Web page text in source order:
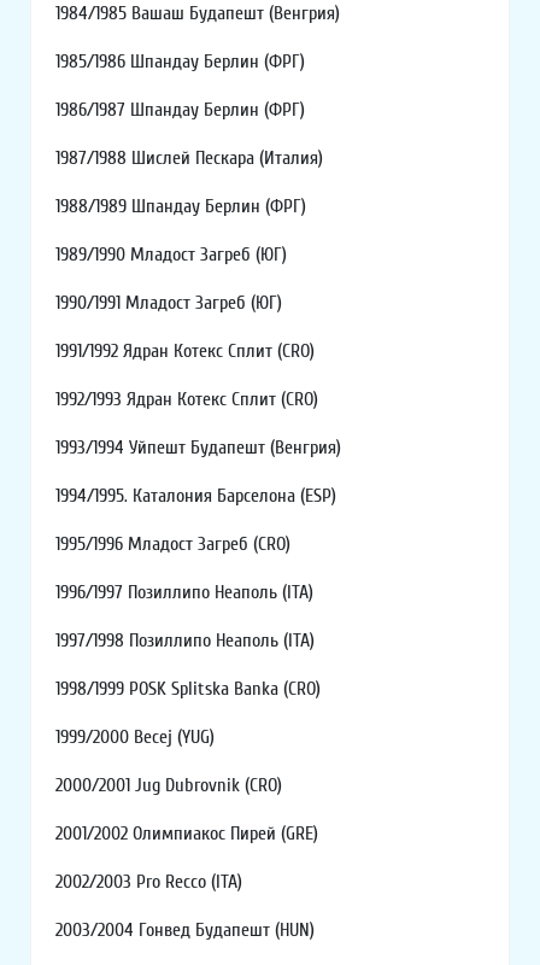
1984/1985 Вашаш Будапешт (Венгрия)
1985/1986 Шпандау Берлин (ФРГ)
1986/1987 Шпандау Берлин (ФРГ)
1987/1988 Шислей Пескара (Италия)
1988/1989 Шпандау Берлин (ФРГ)
1989/1990 Младост Загреб (ЮГ)
1990/1991 Младост Загреб (ЮГ)
1991/1992 Ядран Котекс Сплит (CRO)
1992/1993 Ядран Котекс Сплит (CRO)
1993/1994 Уйпешт Будапешт (Венгрия)
1994/1995. Каталония Барселона (ESP)
1995/1996 Младост Загреб (CRO)
1996/1997 Позиллипо Неаполь (ITA)
1997/1998 Позиллипо Неаполь (ITA)
1998/1999 POSK Splitska Banka (CRO)
1999/2000 Becej (YUG)
2000/2001 Jug Dubrovnik (CRO)
2001/2002 Олимпиакос Пирей (GRE)
2002/2003 Pro Recco (ITA)
2003/2004 Гонвед Будапешт (HUN)